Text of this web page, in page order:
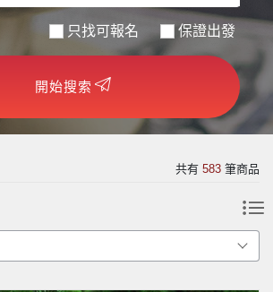
只找可報名 保證出發
開始搜索
共有 583 筆商品